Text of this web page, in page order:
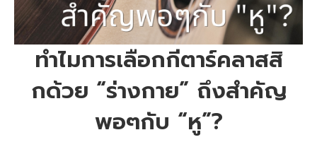
ทำไมการเลือกกีตาร์คลาสสิ
กด้วย “ร่างกาย” ถึงสำคัญ
พอๆกับ “หู”?